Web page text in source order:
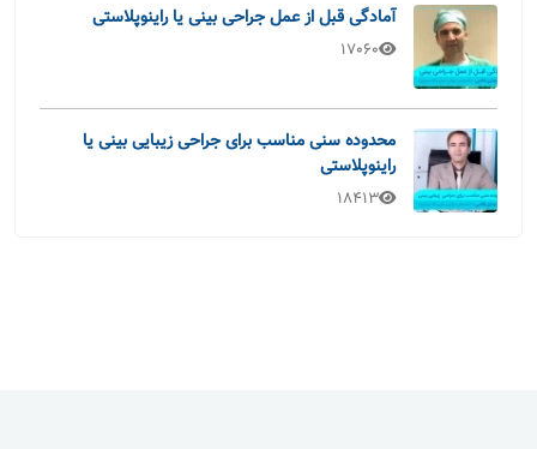
آمادگی قبل از عمل جراحی بینی یا راینوپلاستی
17060
محدوده سنی مناسب برای جراحی زیبایی بینی یا
راینوپلاستی
18413